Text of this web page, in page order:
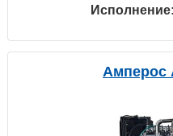
Исполнение:
Амперос